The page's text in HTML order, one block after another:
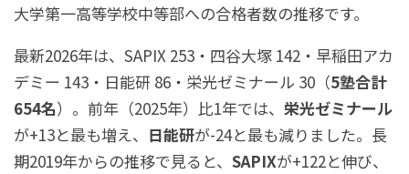
大学第一高等学校中等部への合格者数の推移です。
最新2026年は、SAPIX 253・四谷大塚 142・早稲田アカ
デミー 143・日能研 86・栄光ゼミナール 30（5塾合計
654名）。前年（2025年）比1年では、 栄光ゼミナール
が+13と最も増え、 日能研が-24と最も減りました。長
期2019年からの推移で見ると、 SAPIXが+122と伸び、